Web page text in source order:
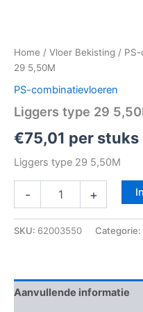
Home / Vloer Bekisting /
29 5,50M
PS-combinatievloeren
Liggers type 29
€75,01 per stuks
Liggers type 29 5,50M
- +
SKU: 62003550 Categorie:
Aanvullende informatie